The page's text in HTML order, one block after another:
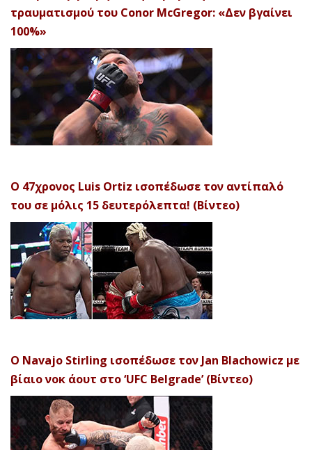
τραυματισμού του Conor McGregor: «Δεν βγαίνει
100%»
Ο 47χρονος Luis Ortiz ισοπέδωσε τον αντίπαλό
του σε μόλις 15 δευτερόλεπτα! (Βίντεο)
Ο Navajo Stirling ισοπέδωσε τον Jan Blachowicz με
βίαιο νοκ άουτ στο ‘UFC Belgrade’ (Βίντεο)